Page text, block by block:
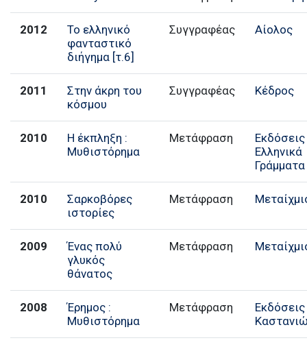
2012
Το ελληνικό
φανταστικό
διήγημα [τ.6]
Συγγραφέας Αίολος
2011
Στην άκρη του
κόσμου
Συγγραφέας Κέδρος
2010
Η έκπληξη :
Μυθιστόρημα
Μετάφραση
Εκδόσεις
Ελληνικά
2010
Σαρκοβόρες
ιστορίες
Μετάφραση
2009
Ένας πολύ
γλυκός
θάνατος
Μετάφραση
2008
Έρημος :
Μυθιστόρημα
Μετάφραση
Εκδόσεις